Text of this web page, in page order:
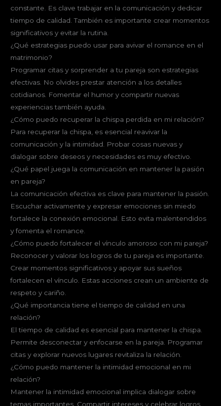
constante. Es clave trabajar en la comunicación y dedicar
tiempo de calidad. También es importante crear momentos
significativos y evitar la rutina.
¿Qué estrategias puedo usar para avivar el romance en el
matrimonio?
Programar citas y sorprender a tu pareja son estrategias
efectivas. No olvides prestar atención a los detalles
cotidianos. Fomentar el humor y compartir nuevas
experiencias también ayuda.
¿Cómo puedo recuperar la chispa perdida en mi relación?
Para recuperar la chispa, es esencial reavivar la
comunicación y la intimidad. Probar cosas nuevas y
dialogar sobre deseos y necesidades es muy efectivo.
¿Qué papel juega la comunicación en mantener la pasión
en pareja?
La comunicación efectiva es clave para mantener la pasión.
Escuchar activamente y expresar emociones sin miedo
fortalece la conexión emocional. Esto evita malentendidos
y fomenta el romance.
¿Cómo puedo fortalecer el vínculo amoroso con mi pareja?
Reconocer y valorar los logros de tu pareja es importante.
Crear momentos significativos y apoyar sus sueños
fortalecen el vínculo. Estas acciones crean un ambiente de
respeto y cariño.
¿Qué importancia tiene el tiempo de calidad en una
relación?
El tiempo de calidad es esencial para mantener la chispa.
Permite desconectar y enfocarse en la pareja. Programar
citas y explorar nuevos lugares revitaliza la relación.
¿Cómo puedo mantener la intimidad emocional en mi
relación?
Mantener la intimidad emocional implica dialogar sobre
temas importantes. Compartir intereses y celebrar logros